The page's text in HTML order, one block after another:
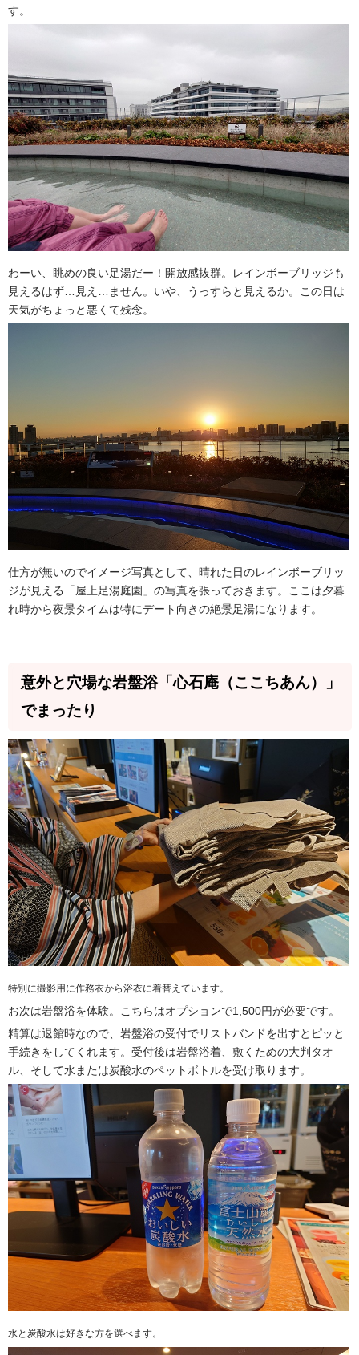
す。
わーい、眺めの良い足湯だー！開放感抜群。レインボーブリッジも
見えるはず…見え…ません。いや、うっすらと見えるか。この日は
天気がちょっと悪くて残念。
仕方が無いのでイメージ写真として、晴れた日のレインボーブリッ
ジが見える「屋上足湯庭園」の写真を張っておきます。ここは夕暮
れ時から夜景タイムは特にデート向きの絶景足湯になります。
意外と穴場な岩盤浴「心石庵（ここちあん）」
でまったり
特別に撮影用に作務衣から浴衣に着替えています。
お次は岩盤浴を体験。こちらはオプションで1,500円が必要です。
精算は退館時なので、岩盤浴の受付でリストバンドを出すとピッと
手続きをしてくれます。受付後は岩盤浴着、敷くための大判タオ
ル、そして水または炭酸水のペットボトルを受け取ります。
水と炭酸水は好きな方を選べます。